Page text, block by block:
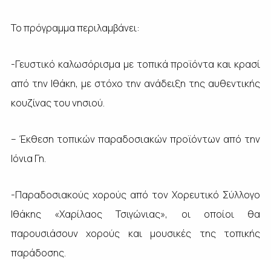
Το πρόγραμμα περιλαμβάνει:
-Γευστικό καλωσόρισμα με τοπικά προϊόντα και κρασί
από την Ιθάκη, με στόχο την ανάδειξη της αυθεντικής
κουζίνας του νησιού.
– Έκθεση τοπικών παραδοσιακών προϊόντων από την
Ιόνια Γη.
-Παραδοσιακούς χορούς από τον Χορευτικό Σύλλογο
Ιθάκης «Χαρίλαος Τσιγώνιας», οι οποίοι θα
παρουσιάσουν χορούς και μουσικές της τοπικής
παράδοσης.